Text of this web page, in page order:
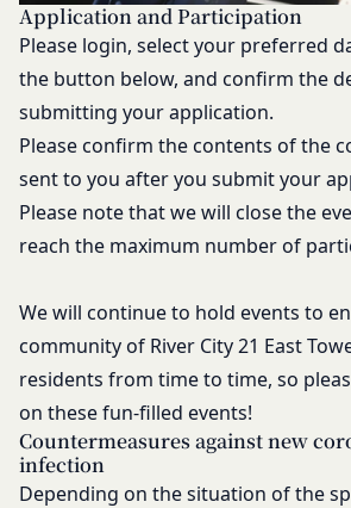
Application and Participation
Please login, select your preferred
the button below, and confirm the
submitting your application.
Please confirm the contents of the
sent to you after you submit your
Please note that we will close the
reach the maximum number of
We will continue to hold events to
community of River City 21 East
residents from time to time, so
on these fun-filled events!
Countermeasures against new
infection
Depending on the situation of the